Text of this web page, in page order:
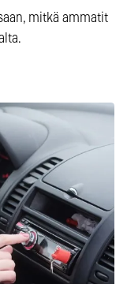
mitkä ammatit